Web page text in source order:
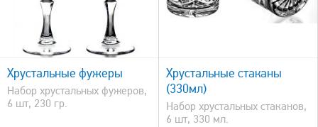
Хрустальные фужеры
Набор хрустальных фужеров,
6 шт, 230 гр.
быстрый просмотр
Хрустальные стаканы
(330мл)
Набор хрустальных стаканов,
6 шт, 330 мл.